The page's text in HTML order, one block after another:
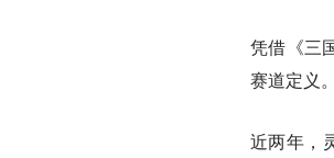
凭借《三
赛道定义。
近两年，